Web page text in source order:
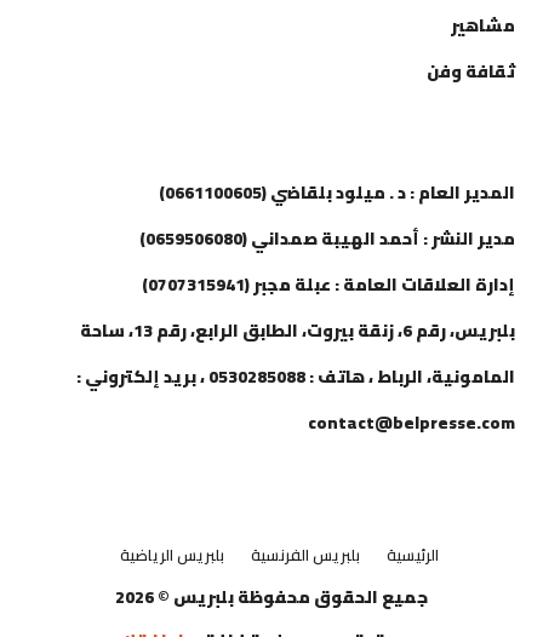
مشاهير
ثقافة وفن
المدير العام : د . ميلود بلقاضي (0661100605)
مدير النشر : أحمد الهيبة صمداني (0659506080)
إدارة العلاقات العامة : عبلة مجبر (0707315941)
بلبريس، رقم 6، زنقة بيروت، الطابق الرابع، رقم 13، ساحة
المامونية، الرباط ، هاتف : 0530285088 ، بريد إلكتروني :
contact@belpresse.com
الرئيسية بلبريس الفرنسية بلبريس الرياضية
جميع الحقوق محفوظة بلبريس © 2026